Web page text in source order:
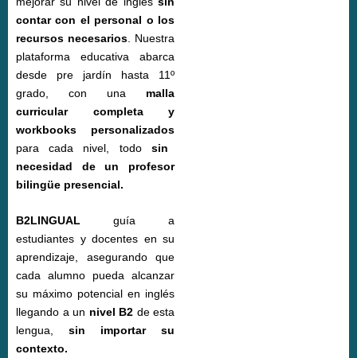
contar con el personal o los
recursos necesarios
Nuestra
plataforma educativa abarca
desde pre jardín hasta 11º
grado , con una malla
curricular completay
workbooks personalizados
para cada nivel, todo sin
necesidad de un profesor
bilingüe presencial.
B2LINGUAL guía a
estudiantes y docentes en su
aprendizaje, asegurando que
cada alumno puedaalcanzar
su máximo potencial en inglés
llegando a un nivel B2 de esta
lengua,sin importar su
contexto.